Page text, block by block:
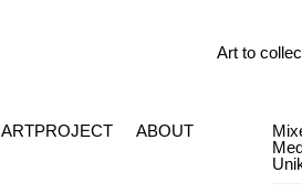
ARTPROJECT ABOUT
Art to